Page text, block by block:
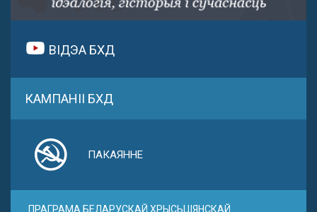
ВІДЭА БХД
КАМПАНІІ БХД
ПАКАЯННЕ
ПРАГРАМА БЕЛАРУСКАЙ ХРЫСЬЦІЯНСКАЙ